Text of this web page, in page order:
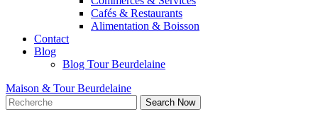
Cafés & Restaurants
Alimentation & Boisson
Contact
Blog
Blog Tour Beurdelaine
Maison & Tour Beurdelaine
Search Now